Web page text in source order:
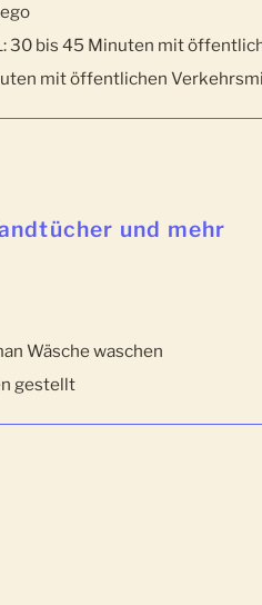
30 bis 45 Minuten mit
mit öffentlichen
und mehr
Wäsche waschen
gestellt